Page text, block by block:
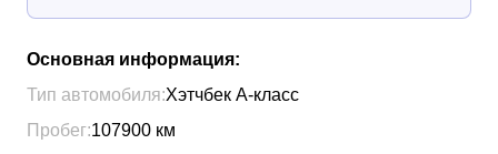
Основная информация:
Тип автомобиля:Хэтчбек A-класс
Пробег:107900 км